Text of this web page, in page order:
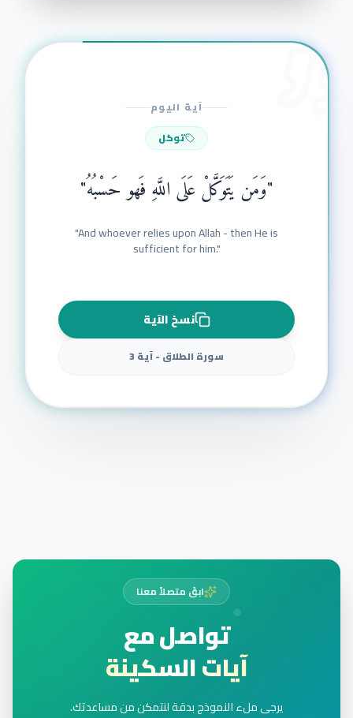
آية اليوم
توكل
"وَمَن يَتَوَكَّلْ عَلَى اللَّهِ فَهو حَسْبُهُ"
"And whoever relies upon Allah - then He is
sufficient for him."
نسخ الآية
سورة الطلاق - آية 3
ابقَ متصلاً معنا
تواصل مع
آيات السكينة
يرجى ملء النموذج بدقة لنتمكن من مساعدتك.